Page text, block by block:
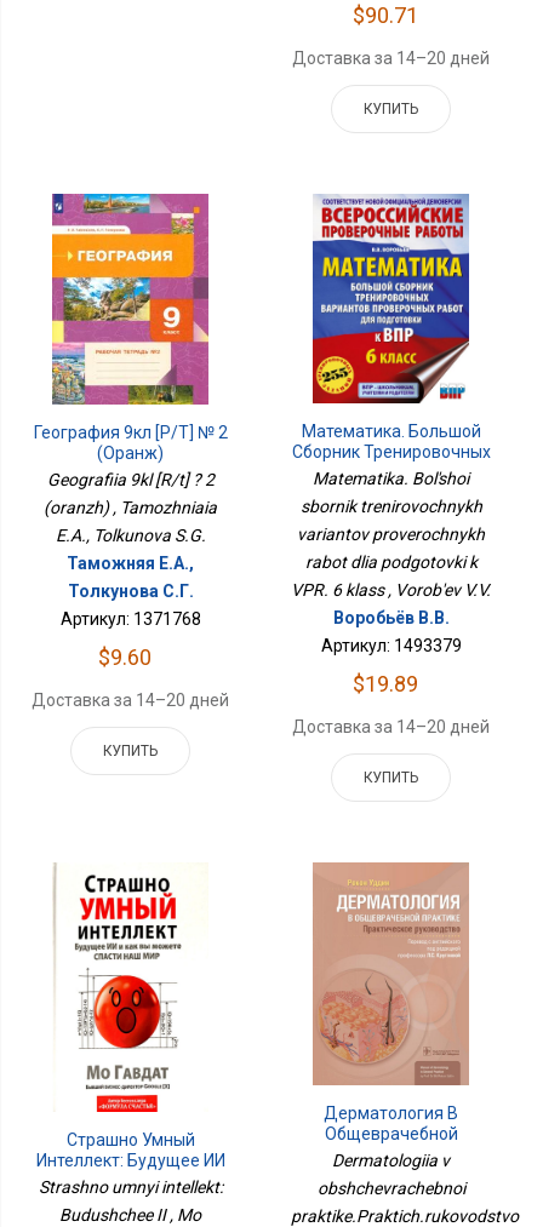
$90.71
Доставка за 14–20 дней
КУПИТЬ
География 9кл [Р/т] № 2
(оранж)
Geografiia 9kl [R/t] ? 2
(oranzh) , Tamozhniaia
E.A., Tolkunova S.G.
Таможняя Е.А.,
Толкунова С.Г.
Артикул: 1371768
$9.60
Доставка за 14–20 дней
КУПИТЬ
Математика. Большой
Сборник Тренировочных
Вариантов Проверочных
ВПР. 6 Класс
Matematika. Bol'shoi
sbornik trenirovochnykh
variantov proverochnykh
rabot dlia podgotovki k
VPR. 6 klass , Vorob'ev V.V.
Воробьёв В.В.
Артикул: 1493379
$19.89
Доставка за 14–20 дней
КУПИТЬ
Страшно Умный
Интеллект: Будущее ИИ
Strashno umnyi intellekt:
Budushchee II , Mo
Дерматология В
Общеврачебной
Dermatologiia v
obshchevrachebnoi
praktike.Praktich.rukovodstvo